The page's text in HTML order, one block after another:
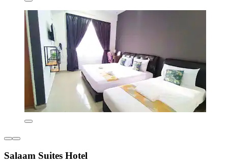
Salaam Suites Hotel